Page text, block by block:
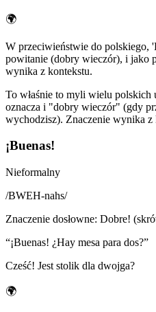
🌍
W przeciwieństwie do polskiego,
powitanie (dobry wieczór), i jako
wynika z kontekstu.
To właśnie to myli wielu polskich
oznacza i "dobry wieczór" (gdy
wychodzisz). Znaczenie wynika z
¡Buenas!
Nieformalny
/BWEH-nahs/
Znaczenie dosłowne: Dobre!
“¡Buenas! ¿Hay mesa para dos?”
Cześć! Jest stolik dla dwojga?
🌍